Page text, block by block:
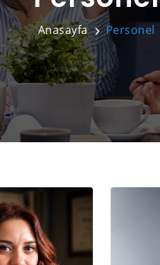
Anasayfa Personel